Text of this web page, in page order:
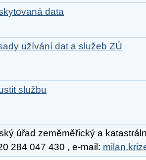
data
užívání dat a služeb ZÚ
službu
úřad zeměměřický a
284 047 430 , e-mail: